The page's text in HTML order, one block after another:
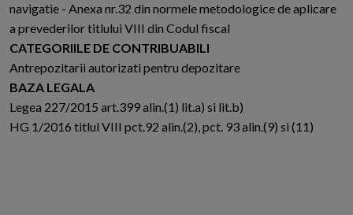
navigatie - Anexa nr.32 din normele metodologice de aplicare
a prevederilor titlului VIII din Codul fiscal
CATEGORIILE DE CONTRIBUABILI
Antrepozitarii autorizati pentru depozitare
BAZA LEGALA
Legea 227/2015 art.399 alin.(1) lit.a) si lit.b)
HG 1/2016 titlul VIII pct.92 alin.(2), pct. 93 alin.(9) si (11)